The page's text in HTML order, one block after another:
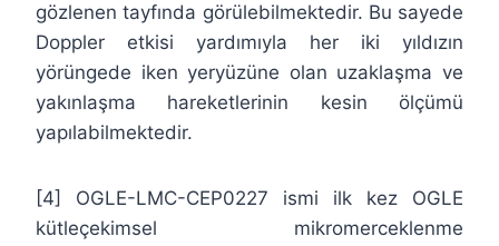
gözlenen tayfında görülebilmektedir. Bu sayede
Doppler etkisi yardımıyla her iki yıldızın
yörüngede iken yeryüzüne olan uzaklaşma ve
yakınlaşma hareketlerinin kesin ölçümü
yapılabilmektedir.
[4] OGLE-LMC-CEP0227 ismi ilk kez OGLE
kütleçekimsel mikromerceklenme